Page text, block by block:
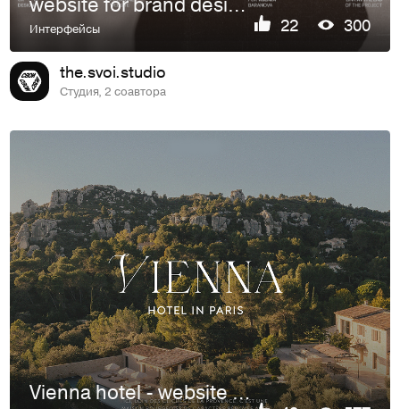
Интерфейсы 22 300
the.svoi.studio
Студия, 2 соавтора
Vienna hotel - website / e-commerce design